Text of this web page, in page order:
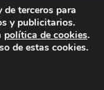
de terceros para
y publicitarios.
política de cookies.
de estas cookies.